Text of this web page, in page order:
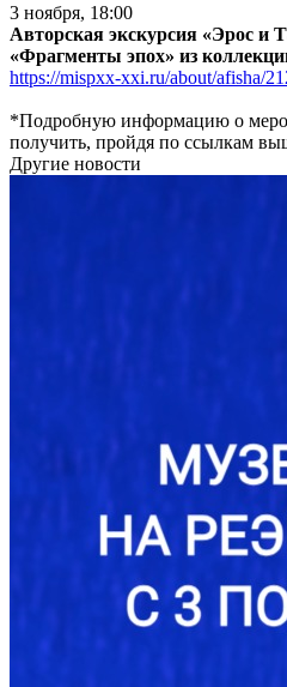
3 ноября, 18:00
Авторская экскурсия «Эрос и
«Фрагменты эпох» из
https://mispxx-xxi.ru/about/afisha/
*Подробную информацию о
получить, пройдя по ссылкам
Другие новости